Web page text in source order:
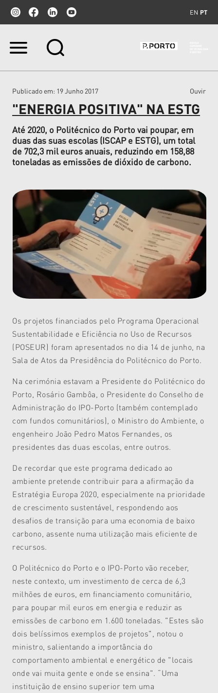
EN PT
Ir
Ir
navegação
Publicado em: 19 Junho 2017 Ouvir
"ENERGIA POSITIVA" NA ESTG
Até 2020, o Politécnico do Porto vai poupar, em
duas das suas escolas (ISCAP e ESTG), um total
de 702,3 mil euros anuais, reduzindo em 158,88
toneladas as emissões de dióxido de carbono.
Os projetos financiados pelo Programa Operacional
Sustentabilidade e Eficiência no Uso de Recursos
(POSEUR) foram apresentados no dia 14 de junho, na
Sala de Atos da Presidência do Politécnico do Porto.
Na cerimónia estavam a Presidente do Politécnico do
Porto, Rosário Gambôa, o Presidente do Conselho de
Administração do IPO-Porto (também contemplado
com fundos comunitários), o Ministro do Ambiente, o
engenheiro João Pedro Matos Fernandes, os
presidentes das duas escolas, entre outros.
De recordar que este programa dedicado ao
ambiente pretende contribuir para a afirmação da
Estratégia Europa 2020, especialmente na prioridade
de crescimento sustentável, respondendo aos
desafios de transição para uma economia de baixo
carbono, assente numa utilização mais eficiente de
recursos.
O Politécnico do Porto e o IPO-Porto vão receber,
neste contexto, um investimento de cerca de 6,3
milhões de euros, em financiamento comunitário,
para poupar mil euros em energia e reduzir as
emissões de carbono em 1.600 toneladas. "Estes são
dois belíssimos exemplos de projetos", notou o
ministro, salientando a importância do
comportamento ambiental e energético de "locais
onde vai muita gente e onde se ensina". “Uma
instituição de ensino superior tem uma